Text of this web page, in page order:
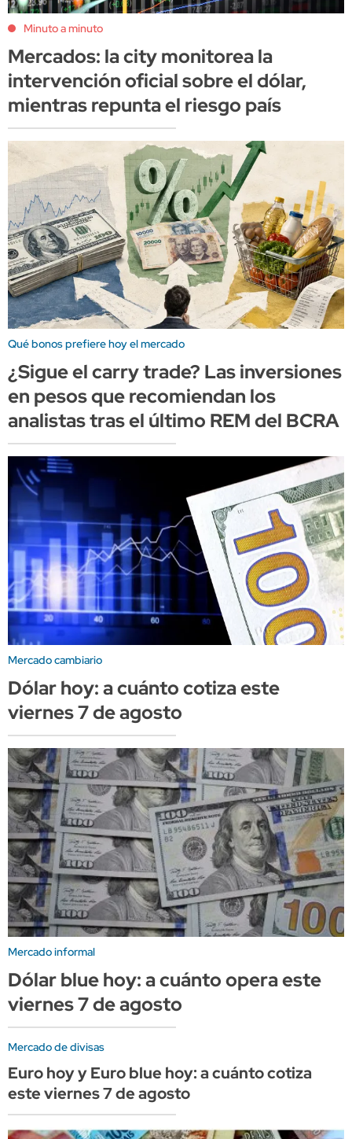
Minuto a minuto
Mercados: la city monitorea la
intervención oficial sobre el dólar,
mientras repunta el riesgo país
Qué bonos prefiere hoy el mercado
¿Sigue el carry trade? Las inversiones
en pesos que recomiendan los
analistas tras el último REM del BCRA
Mercado cambiario
Dólar hoy: a cuánto cotiza este
viernes 7 de agosto
Mercado informal
Dólar blue hoy: a cuánto opera este
viernes 7 de agosto
Mercado de divisas
Euro hoy y Euro blue hoy: a cuánto cotiza
este viernes 7 de agosto